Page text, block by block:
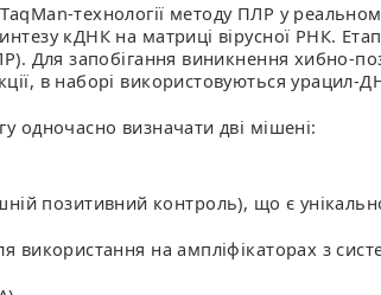
технології методу ПЛР у
кДНК на матриці вірусної РНК.
Для запобігання виникнення хибно-
в наборі використовуються урацил-
одночасно визначати дві мішені:
позитивний контроль), що є
використання на ампліфікаторах з